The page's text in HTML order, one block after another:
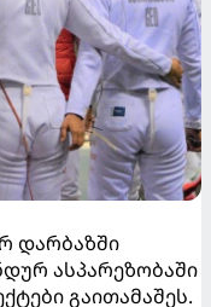
დარბაზში
ასპარეზობაში
გაითამაშეს.